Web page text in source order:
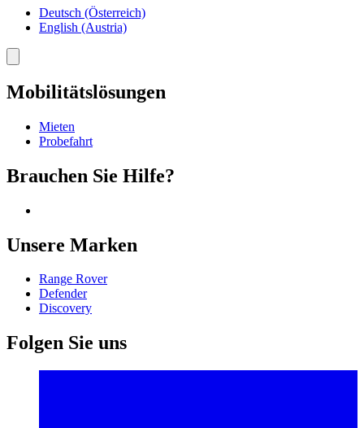
Deutsch (Österreich)
English (Austria)
Toggle
Mobilitätslösungen
Mieten
Probefahrt
Brauchen Sie Hilfe?
Unsere Marken
Range Rover
Defender
Discovery
Folgen Sie uns